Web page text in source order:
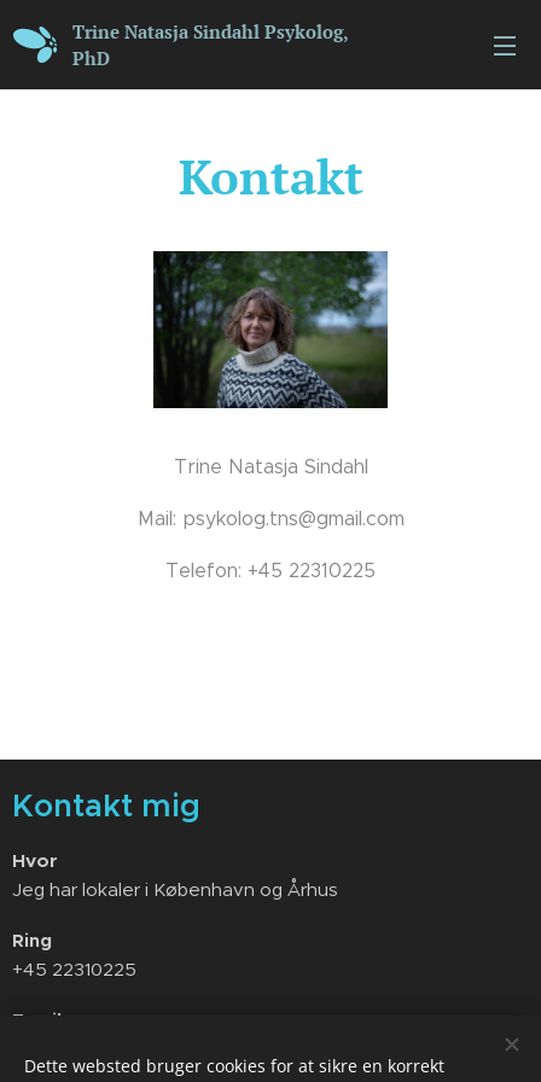
Trine Natasja Sindahl Psykolog,
PhD
Kontakt
Trine Natasja Sindahl
Mail: psykolog.tns@gmail.com
Telefon: +45 22310225
Kontakt mig
Hvor
Jeg har lokaler i København og Århus
Ring
+45 22310225
Email
Dette websted bruger cookies for at sikre en korrekt